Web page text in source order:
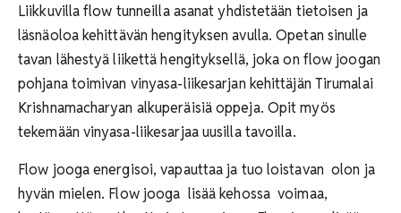
Liikkuvilla flow tunneilla asanat yhdistetään tietoisen ja
läsnäoloa kehittävän hengityksen avulla. Opetan sinulle
tavan lähestyä liikettä hengityksellä, joka on flow joogan
pohjana toimivan vinyasa-liikesarjan kehittäjän Tirumalai
Krishnamacharyan alkuperäisiä oppeja. Opit myös
tekemään vinyasa-liikesarjaa uusilla tavoilla.
Flow jooga energisoi, vapauttaa ja tuo loistavan olon ja
hyvän mielen. Flow jooga lisää kehossa voimaa,